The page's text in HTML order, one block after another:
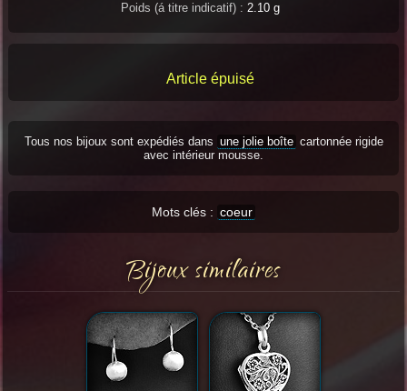
Poids (á titre indicatif) : 2.10 g
Article épuisé
Tous nos bijoux sont expédiés dans une jolie boîte cartonnée rigide
avec intérieur mousse.
Mots clés : coeur
Bijoux similaires